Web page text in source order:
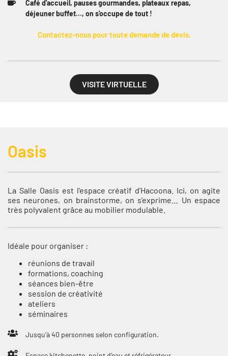
Café d'accueil, pauses gourmandes, plateaux repas,
déjeuner buffet..., on s'occupe de tout !
Contactez-nous pour toute demande de devis.
VISITE VIRTUELLE
Oasis
La Salle Oasis est l'espace créatif d'Hacoona. Ici, on agite
ses neurones, on brainstorme, on s’exprime… Un espace
très polyvalent grâce au mobilier modulable.
Idéale pour organiser :
réunions de travail
formations, coaching
séances bien-être
session de créativité
ateliers
séminaires
Jusqu'à 40 personnes selon configuration.